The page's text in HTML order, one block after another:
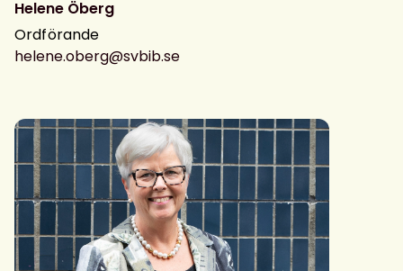
Helene Öberg
Ordförande
helene.oberg@svbib.se